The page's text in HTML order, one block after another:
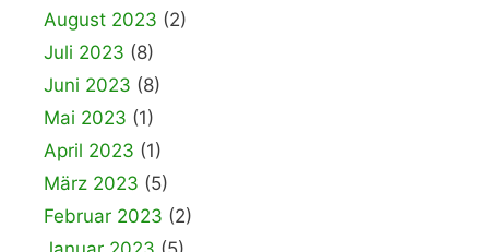
August 2023 (2)
Juli 2023 (8)
Juni 2023 (8)
Mai 2023 (1)
April 2023 (1)
März 2023 (5)
Februar 2023 (2)